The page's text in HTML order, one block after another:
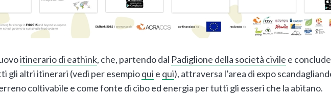
itinerario di eathink, che, partendo dal Padiglione della società civile e
gli altri itinerari (vedi per esempioqui e qui), attraversa l’area di expo
coltivabile e come fonte di cibo ed energia per tutti gli esseri che la abitano.